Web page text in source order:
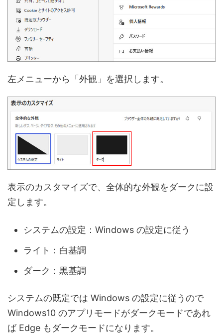
左メニューから「外観」を選択します。
表示のカスタマイズで、全体的な外観をダークに設
定します。
システムの設定：Windows の設定に従う
ライト：白基調
ダーク：黒基調
システムの既定では Windows の設定に従うので
Windows10 のアプリモードがダークモードであれ
ば Edge もダークモードになります。